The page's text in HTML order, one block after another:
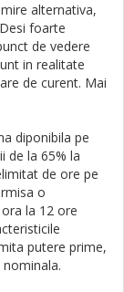
alternativa,
foarte
de vedere
in realitate
de curent. Mai
diponibila pe
de la 65% la
de ore pe
o
la 12 ore
putere prime,